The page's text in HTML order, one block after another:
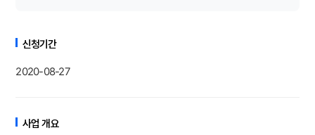
신청기간
2020-08-27
사업 개요